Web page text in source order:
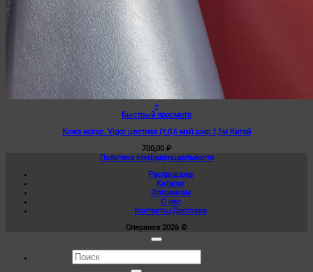
+
Быстрый просмотр
Кожа искус. Vigor цветная (т.0,6 мм) шир.1,5м Китай
700,00 ₽
Политика конфиденциальности
Распродажа
Каталог
Оптовикам
О нас
Контакты/Доставка
Сперанза 2026 ©
Искать: